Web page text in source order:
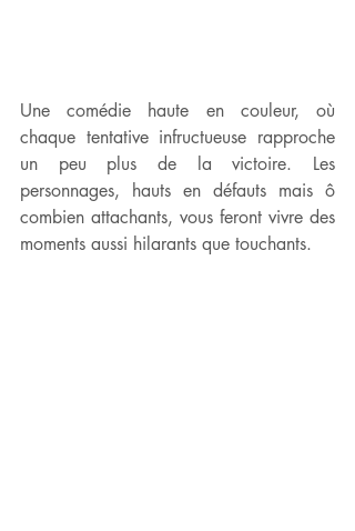
Une comédie haute en couleur, où
chaque tentative infructueuse rapproche
un peu plus de la victoire. Les
personnages, hauts en défauts mais ô
combien attachants, vous feront vivre des
moments aussi hilarants que touchants.